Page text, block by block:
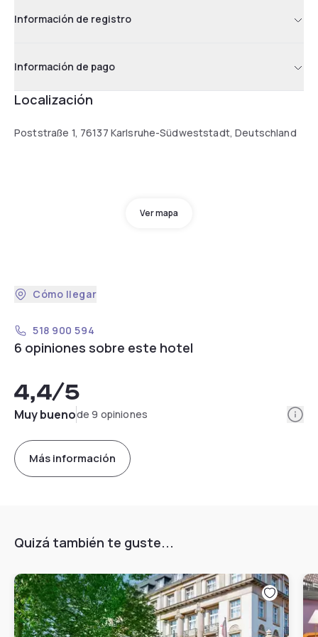
Información de registro
Información de pago
Localización
Poststraße 1, 76137 Karlsruhe-Südweststadt, Deutschland
Ver mapa
Cómo llegar
518 900 594
6 opiniones sobre este hotel
4,4/5
Muy buenode 9 opiniones
Más información
Quizá también te guste...